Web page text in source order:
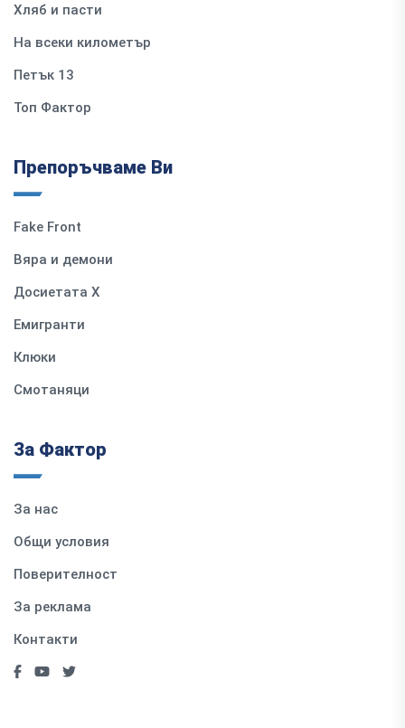
Хляб и пасти
На всеки километър
Петък 13
Топ Фактор
Препоръчваме Ви
Fake Front
Вяра и демони
Досиетата Х
Емигранти
Клюки
Смотаняци
За Фактор
За нас
Общи условия
Поверителност
За реклама
Контакти